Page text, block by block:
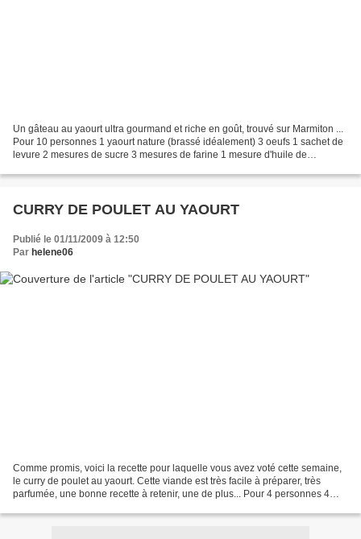
Un gâteau au yaourt ultra gourmand et riche en goût, trouvé sur Marmiton ...
Pour 10 personnes 1 yaourt nature (brassé idéalement) 3 oeufs 1 sachet de
levure 2 mesures de sucre 3 mesures de farine 1 mesure d'huile de
CURRY DE POULET AU YAOURT
Publié le 01/11/2009 à 12:50
Par helene06
Comme promis, voici la recette pour laquelle vous avez voté cette semaine,
le curry de poulet au yaourt. Cette viande est très facile à préparer, très
parfumée, une bonne recette à retenir, une de plus... Pour 4 personnes 4